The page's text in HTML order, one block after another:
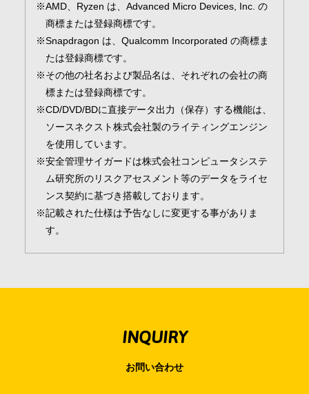
AMD、Ryzen は、Advanced Micro Devices, Inc. の
商標または登録商標です。
Snapdragon は、Qualcomm Incorporated の商標ま
たは登録商標です。
その他の社名および製品名は、それぞれの会社の商
標または登録商標です。
CD/DVD/BDに直接データ出力（保存）する機能は、
ソースネクスト株式会社製のライティングエンジン
を使用しています。
安全管理サイガードは株式会社コンピュータシステ
ム研究所のリスクアセスメント等のデータをライセ
ンス契約に基づき搭載しております。
記載された仕様は予告なしに変更する事がありま
す。
INQUIRY
お問い合わせ